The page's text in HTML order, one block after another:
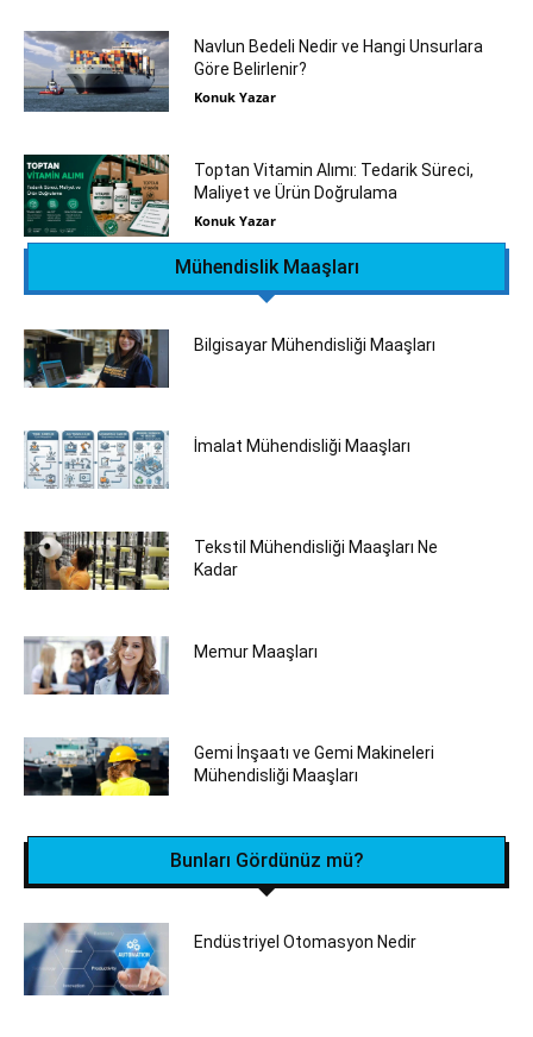
Navlun Bedeli Nedir ve Hangi Unsurlara
Göre Belirlenir?
Konuk Yazar
Toptan Vitamin Alımı: Tedarik Süreci,
Maliyet ve Ürün Doğrulama
Konuk Yazar
Mühendislik Maaşları
Bilgisayar Mühendisliği Maaşları
İmalat Mühendisliği Maaşları
Tekstil Mühendisliği Maaşları Ne
Kadar
Memur Maaşları
Gemi İnşaatı ve Gemi Makineleri
Mühendisliği Maaşları
Bunları Gördünüz mü?
Endüstriyel Otomasyon Nedir